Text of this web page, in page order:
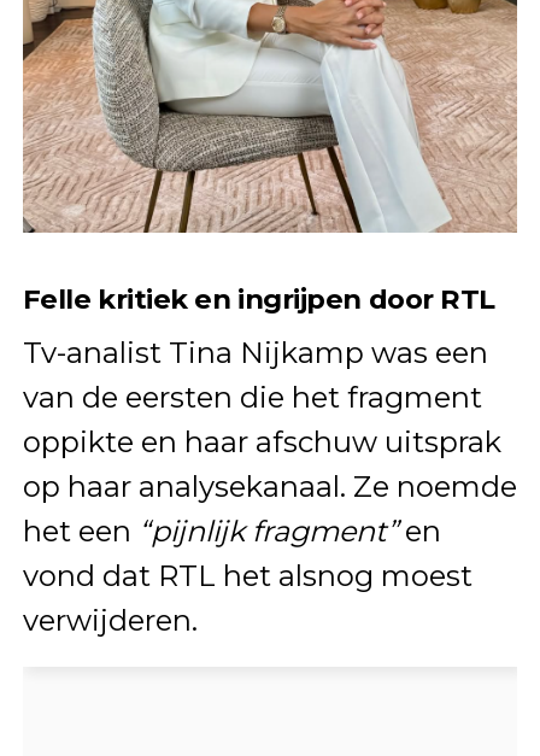
Felle kritiek en ingrijpen door RTL
Tv-analist Tina Nijkamp was een
van de eersten die het fragment
oppikte en haar afschuw uitsprak
op haar analysekanaal. Ze noemde
het een “pijnlijk fragment”en
vond dat RTL het alsnog moest
verwijderen.